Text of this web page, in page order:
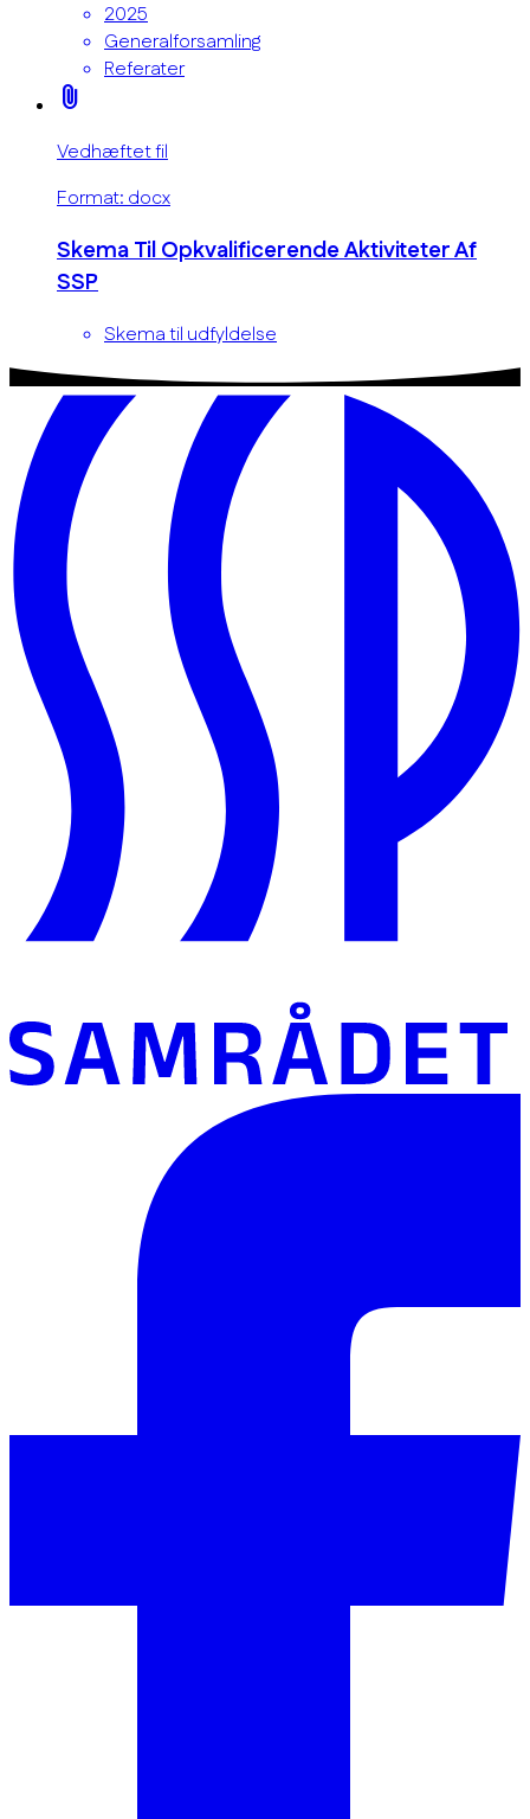
2025
Generalforsamling
Referater
attach_file
Vedhæftet fil
Format: docx
Skema Til Opkvalificerende Aktiviteter Af
SSP
Skema til udfyldelse